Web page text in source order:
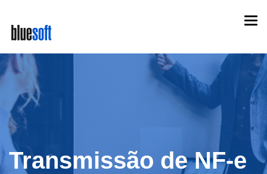
main
content
Transmissão de NF-e